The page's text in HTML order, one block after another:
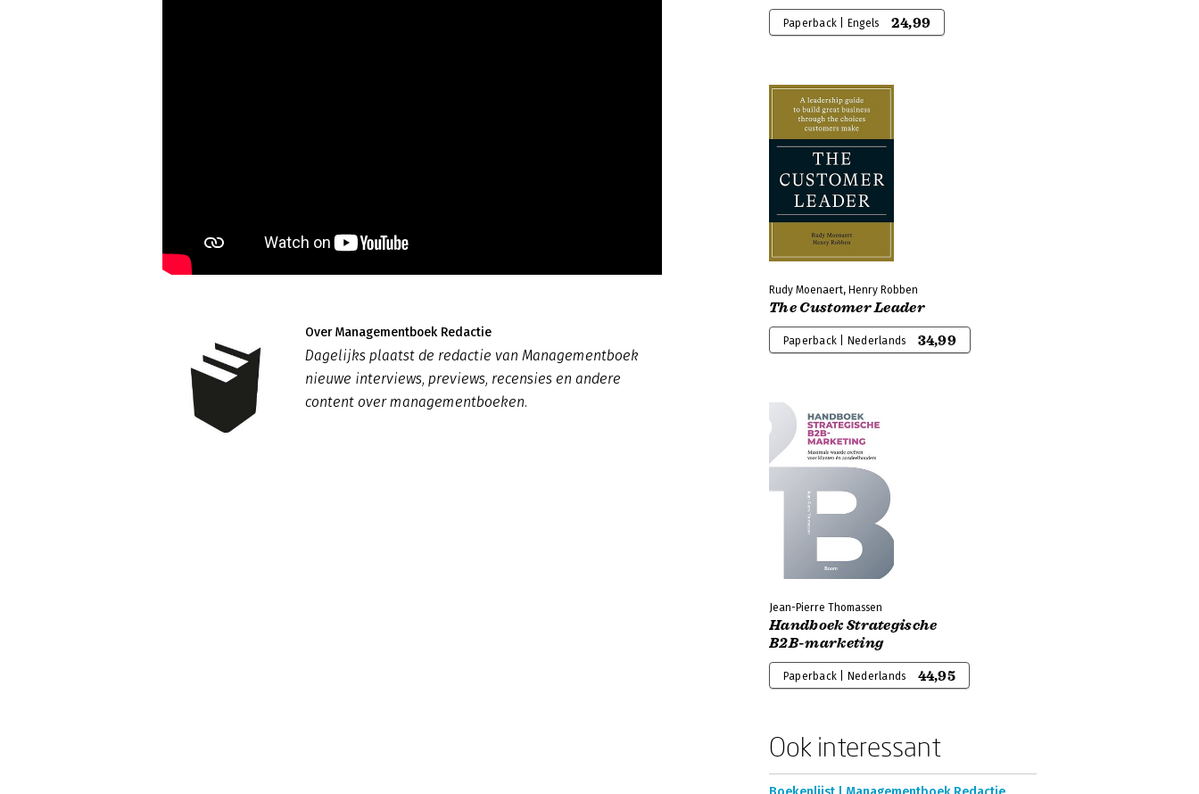
Over Managementboek Redactie
Dagelijks plaatst de redactie van Managementboek
nieuwe interviews, previews, recensies en andere
content over managementboeken.
Paperback | Engels 24,99
Rudy Moenaert, Henry Robben
The Customer Leader
Paperback | Nederlands 34,99
Jean-Pierre Thomassen
Handboek Strategische
B2B-marketing
Paperback | Nederlands 44,95
Ook interessant